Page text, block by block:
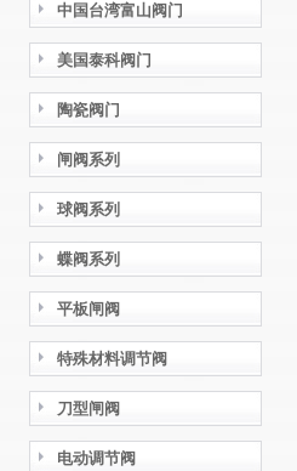
中国台湾富山阀门
美国泰科阀门
陶瓷阀门
闸阀系列
球阀系列
蝶阀系列
平板闸阀
特殊材料调节阀
刀型闸阀
电动调节阀